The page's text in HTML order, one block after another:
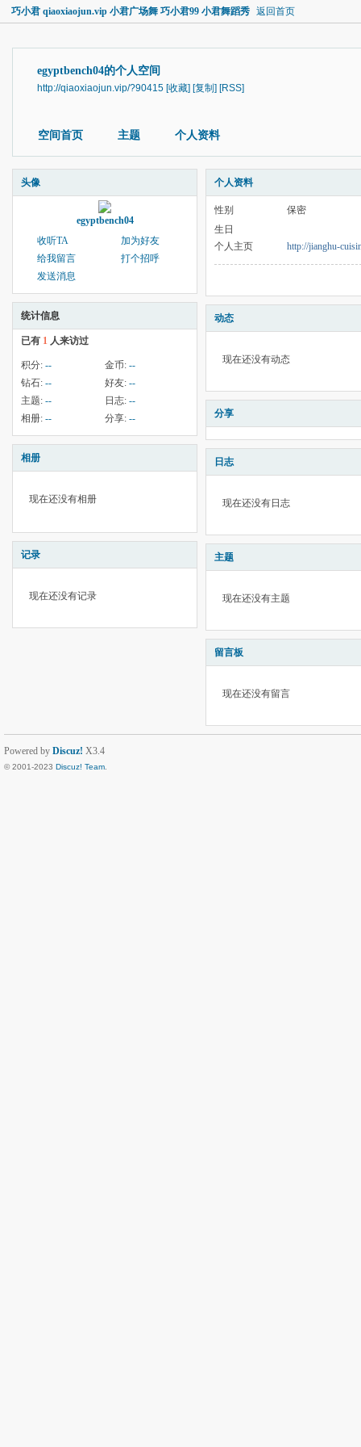
巧小君 qiaoxiaojun.vip 小君广场舞 巧小君99 小君舞蹈秀 返回首页
egyptbench04的个人空间
http://qiaoxiaojun.vip/?90415 [收藏] [复制] [RSS]
空间首页 主题 个人资料
头像
egyptbench04
收听TA
加为好友
给我留言
打个招呼
发送消息
统计信息
已有 1 人来访过
积分: -- 金币: --
钻石: -- 好友: --
主题: -- 日志: --
相册: -- 分享: --
相册
现在还没有相册
记录
现在还没有记录
个人资料
性别
保密
生日
个人主页
http://jianghu-
动态
现在还没有动态
分享
日志
现在还没有日志
主题
现在还没有主题
留言板
现在还没有留言
Powered by Discuz! X3.4
© 2001-2023 Discuz! Team